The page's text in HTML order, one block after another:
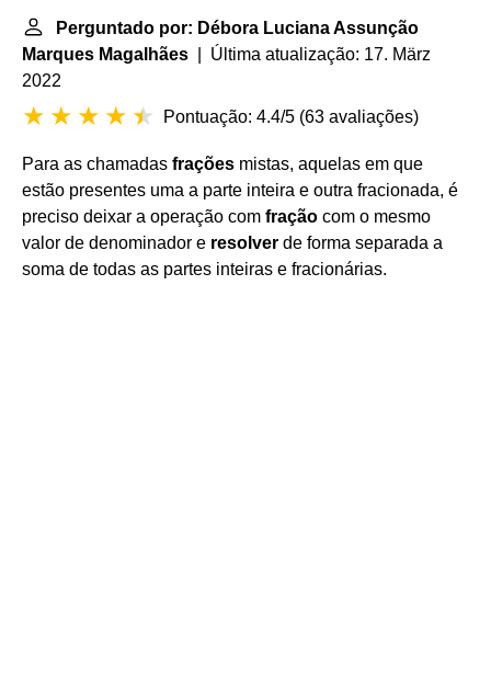
Perguntado por: Débora Luciana Assunção
Marques Magalhães | Última atualização: 17. März
2022
Pontuação: 4.4/5 (63 avaliações)
Para as chamadas frações mistas, aquelas em que
estão presentes uma a parte inteira e outra fracionada, é
preciso deixar a operação com fração com o mesmo
valor de denominador e resolver de forma separada a
soma de todas as partes inteiras e fracionárias.